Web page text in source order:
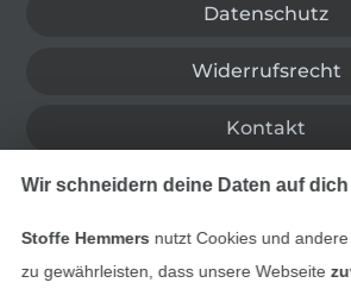
Datenschutz
Widerrufsrecht
Kontakt
Bestellung widerrufen
Wir schneidern deine Daten auf dich
Stoffe Hemmers nutzt Cookies und
zu gewährleisten, dass unsere Webseite